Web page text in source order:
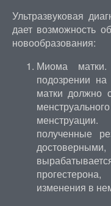
Ультразвуковая
дает возможность
новообразования:
Миома
подозрении
матки должно
полученные
изменения в